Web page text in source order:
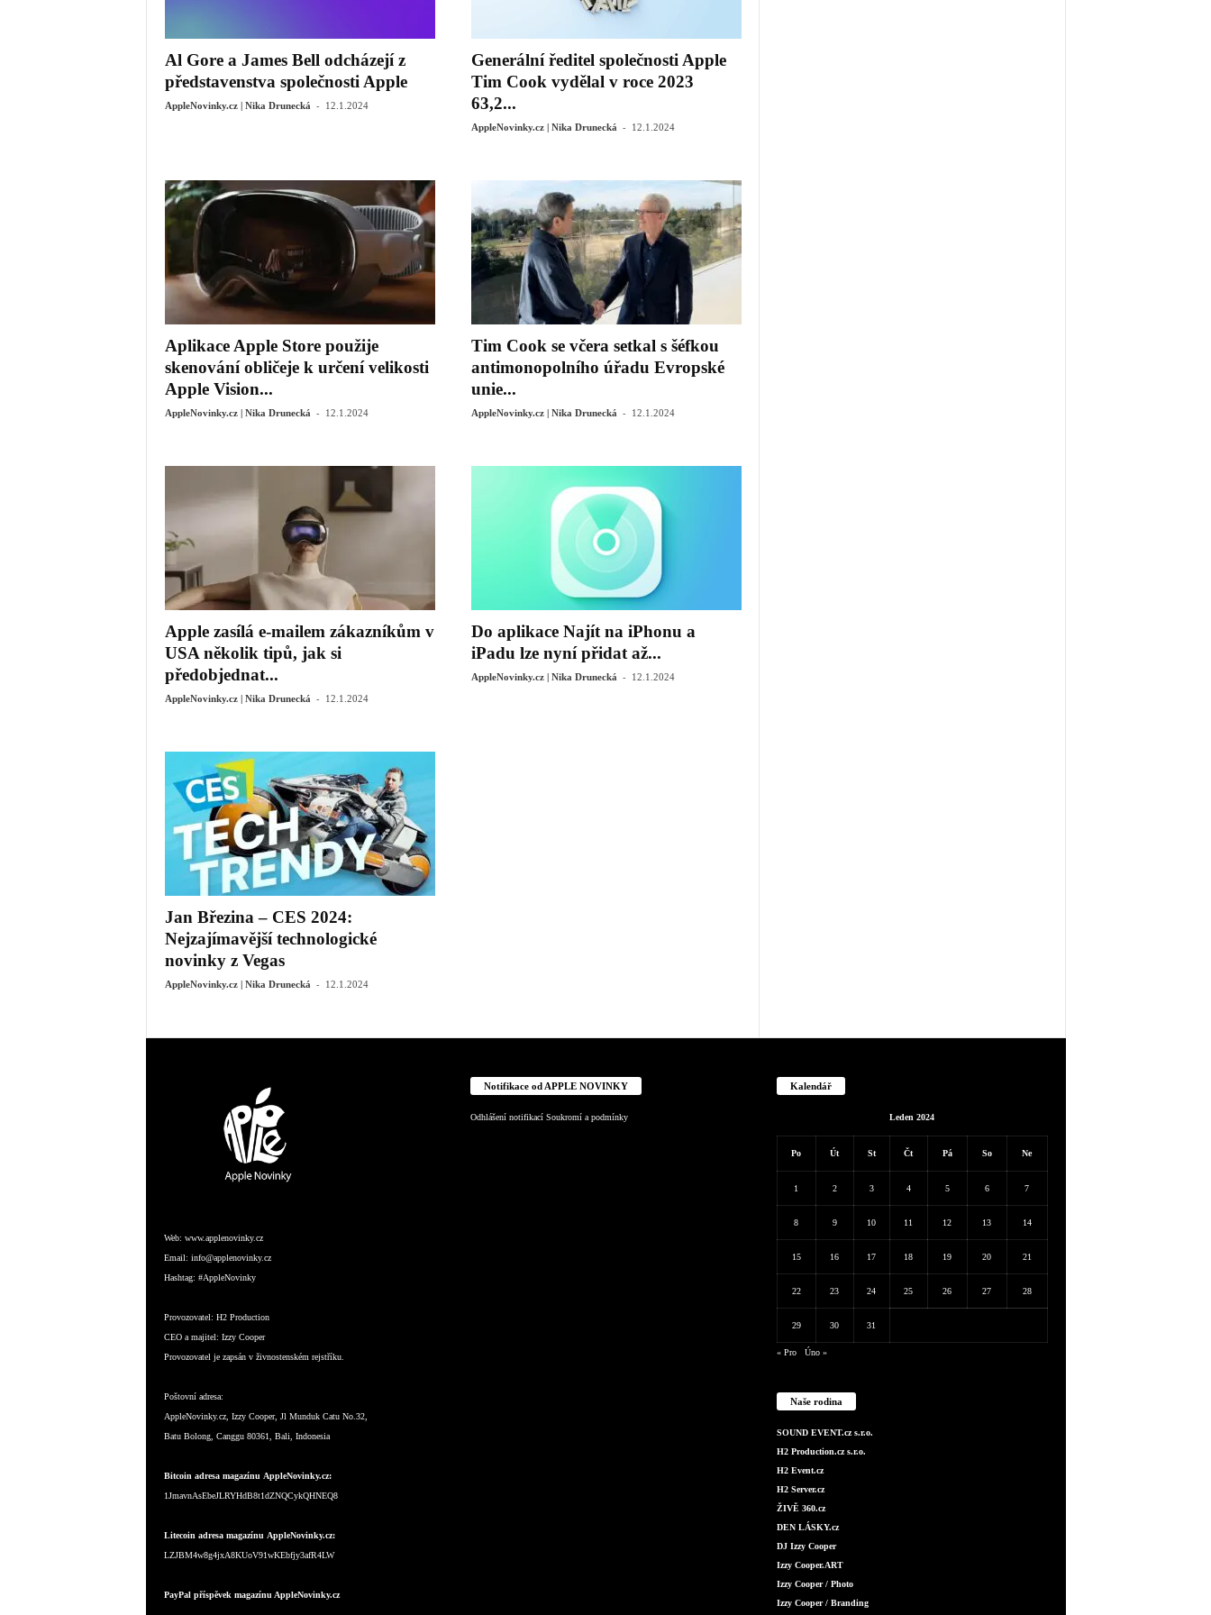
Al Gore a James Bell odcházejí z
představenstva společnosti Apple
AppleNovinky.cz | Nika Drunecká - 12.1.2024
Generální ředitel společnosti Apple
Tim Cook vydělal v roce 2023
63,2...
AppleNovinky.cz | Nika Drunecká - 12.1.2024
Aplikace Apple Store použije
skenování obličeje k určení velikosti
Apple Vision...
AppleNovinky.cz | Nika Drunecká - 12.1.2024
Tim Cook se včera setkal s šéfkou
antimonopolního úřadu Evropské
unie...
AppleNovinky.cz | Nika Drunecká - 12.1.2024
Apple zasílá e-mailem zákazníkům v
USA několik tipů, jak si
předobjednat...
AppleNovinky.cz | Nika Drunecká - 12.1.2024
Do aplikace Najít na iPhonu a
iPadu lze nyní přidat až...
AppleNovinky.cz | Nika Drunecká - 12.1.2024
Jan Březina – CES 2024:
Nejzajímavější technologické
novinky z Vegas
AppleNovinky.cz | Nika Drunecká - 12.1.2024
Web: www.applenovinky.cz
Email: info@applenovinky.cz
Hashtag: #AppleNovinky
Provozovatel: H2 Production
CEO a majitel: Izzy Cooper
Provozovatel je zapsán v živnostenském rejstříku.
Poštovní adresa:
AppleNovinky.cz, Izzy Cooper, Jl Munduk Catu No.32,
Batu Bolong, Canggu 80361, Bali, Indonesia
Bitcoin adresa magazínu AppleNovinky.cz:
1JmavnAsEbeJLRYHdB8t1dZNQCykQHNEQ8
Litecoin adresa magazínu AppleNovinky.cz:
LZJBM4w8g4jxA8KUoV91wKEbfjy3afR4LW
PayPal příspěvek magazínu AppleNovinky.cz
Notifikace od APPLE NOVINKY
Odhlášení notifikací Soukromí a podmínky
Kalendář
Leden 2024
Po Út St Čt Pá So Ne
1 2 3 4 5 6 7
8 9 10 11 12 13 14
15 16 17 18 19 20 21
22 23 24 25 26 27 28
29 30 31
« Pro Úno »
Naše rodina
SOUND EVENT.cz s.r.o.
H2 Production.cz s.r.o.
H2 Event.cz
H2 Server.cz
ŽIVĚ 360.cz
DEN LÁSKY.cz
DJ Izzy Cooper
Izzy Cooper.ART
Izzy Cooper / Photo
Izzy Cooper / Branding